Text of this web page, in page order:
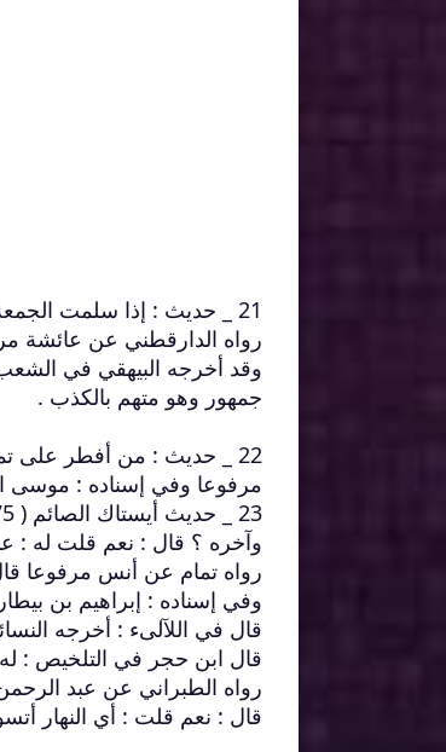
21 _ حديث : إذا سلمت الجمعة سلمت الأيام وإذا سلم رمضان سلمت السنة .
رواه الدارقطني عن عائشة
وقد أخرجه البيهقي في
جمهور وهو متهم بالكذب .
22 _ حديث : من أفطر على
مرفوعا وفي إسناده : موسى
وآخره ؟ قال : نعم قلت له :
رواه تمام عن أنس مرفوعا
وفي إسناده : إبراهيم بن
قال في اللآلىء : أخرجه
قال ابن حجر في التلخيص :
رواه الطبراني عن عبد
قال : نعم قلت : أي النهار